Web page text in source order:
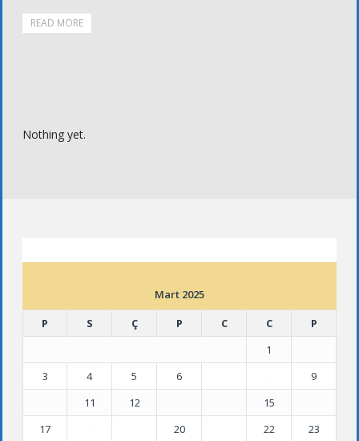
READ MORE
Nothing yet.
Mart 2025
P
S Ç P C C
P
1
3
4 5 6
9
11 12 15
17
20 22
23